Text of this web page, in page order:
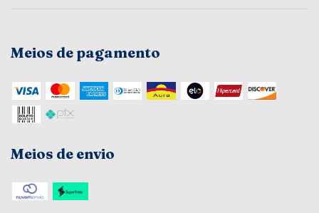
Meios de pagamento
Meios de envio